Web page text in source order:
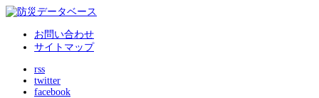
お問い合わせ
サイトマップ
rss
twitter
facebook